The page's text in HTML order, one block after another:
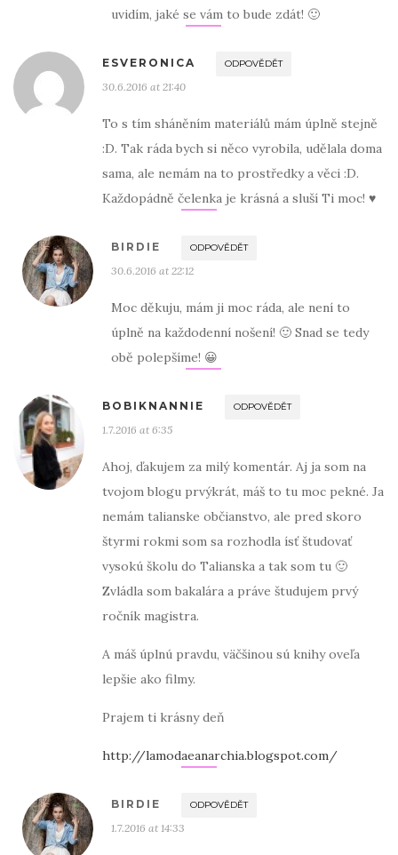
uvidím, jaké se vám to bude zdát! 🙂
ESVERONICA ODPOVĚDĚT
30.6.2016 at 21:40
To s tím sháněním materiálů mám úplně stejně
:D. Tak ráda bych si něco vyrobila, udělala doma
sama, ale nemám na to prostředky a věci :D.
Každopádně čelenka je krásná a sluší Ti moc! ♥
BIRDIE ODPOVĚDĚT
30.6.2016 at 22:12
Moc děkuju, mám ji moc ráda, ale není to
úplně na každodenní nošení! 🙂 Snad se tedy
obě polepšíme! 😀
BOBIKNANNIE ODPOVĚDĚT
1.7.2016 at 6:35
Ahoj, ďakujem za milý komentár. Aj ja som na
tvojom blogu prvýkrát, máš to tu moc pekné. Ja
nemám talianske občianstvo, ale pred skoro
štyrmi rokmi som sa rozhodla ísť študovať
vysokú školu do Talianska a tak som tu 🙂
Zvládla som bakalára a práve študujem prvý
ročník magistra.
A máš úplnú pravdu, väčšinou sú knihy oveľa
lepšie ako filmy.
Prajem ti krásny deň
http://lamodaeanarchia.blogspot.com/
BIRDIE ODPOVĚDĚT
1.7.2016 at 14:33